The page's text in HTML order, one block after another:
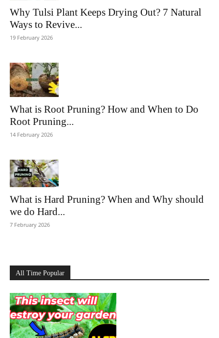
Why Tulsi Plant Keeps Drying Out? 7 Natural
Ways to Revive...
19 February 2026
What is Root Pruning? How and When to Do
Root Pruning...
14 February 2026
What is Hard Pruning? When and Why should
we do Hard...
7 February 2026
All Time Popular